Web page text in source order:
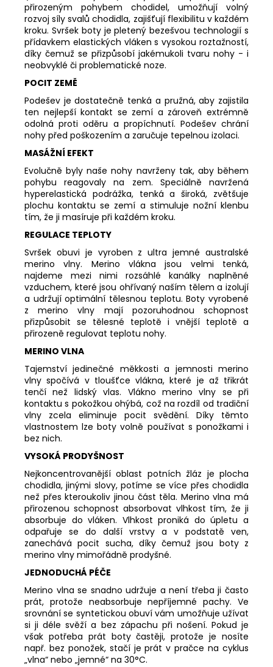
přirozeným pohybem chodidel, umožňují volný
rozvoj síly svalů chodidla, zajišťují flexibilitu v každém
kroku. Svršek boty je pletený bezešvou technologií s
přídavkem elastických vláken s vysokou roztažností,
díky čemuž se přizpůsobí jakémukoli tvaru nohy - i
neobvyklé či problematické noze.
POCIT ZEMĚ
Podešev je dostatečně tenká a pružná, aby zajistila
ten nejlepší kontakt se zemí a zároveň extrémně
odolná proti oděru a propíchnutí. Podešev chrání
nohy před poškozením a zaručuje tepelnou izolaci.
MASÁŽNÍ EFEKT
Evolučně byly naše nohy navrženy tak, aby během
pohybu reagovaly na zem. Speciálně navržená
hyperelastická podrážka, tenká a široká, zvětšuje
plochu kontaktu se zemí a stimuluje nožní klenbu
tím, že ji masíruje při každém kroku.
REGULACE TEPLOTY
Svršek obuvi je vyroben z ultra jemné australské
merino vlny. Merino vlákna jsou velmi tenká,
najdeme mezi nimi rozsáhlé kanálky naplněné
vzduchem, které jsou ohřívaný naším tělem a izolují
a udržují optimální tělesnou teplotu. Boty vyrobené
z merino vlny mají pozoruhodnou schopnost
přizpůsobit se tělesné teplotě i vnější teplotě a
přirozeně regulovat teplotu nohy.
MERINO VLNA
Tajemství jedinečné měkkosti a jemnosti merino
vlny spočívá v tloušťce vlákna, které je až třikrát
tenčí než lidský vlas. Vlákno merino vlny se při
kontaktu s pokožkou ohýbá, což na rozdíl od tradiční
vlny zcela eliminuje pocit svědění. Díky těmto
vlastnostem lze boty volně používat s ponožkami i
bez nich.
VYSOKÁ PRODYŠNOST
Nejkoncentrovanější oblast potních žláz je plocha
chodidla, jinými slovy, potíme se více přes chodidla
než přes kteroukoliv jinou část těla. Merino vlna má
přirozenou schopnost absorbovat vlhkost tím, že ji
absorbuje do vláken. Vlhkost proniká do úpletu a
odpařuje se do další vrstvy a v podstatě ven,
zanechává pocit sucha, díky čemuž jsou boty z
merino vlny mimořádně prodyšné.
JEDNODUCHÁ PÉČE
Merino vlna se snadno udržuje a není třeba ji často
prát, protože neabsorbuje nepříjemné pachy. Ve
srovnání se syntetickou obuví vám umožňuje užívat
si ji déle svěží a bez zápachu při nošení. Pokud je
však potřeba prát boty častěji, protože je nosíte
např. bez ponožek, stačí je prát v pračce na cyklus
„vlna“ nebo „jemné“ na 30°C.